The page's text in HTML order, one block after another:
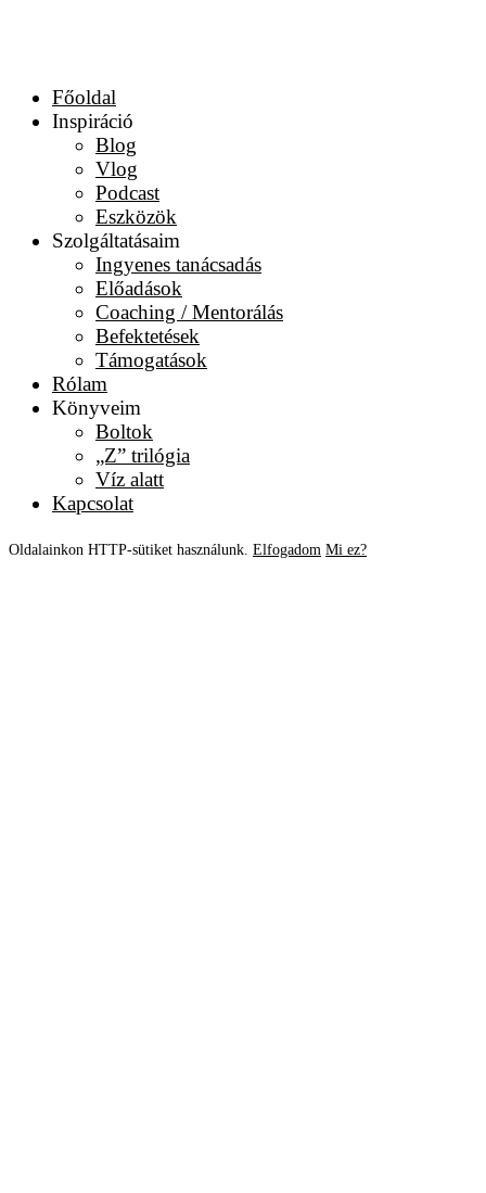
Főoldal
Inspiráció
Blog
Vlog
Podcast
Eszközök
Szolgáltatásaim
Ingyenes tanácsadás
Előadások
Coaching / Mentorálás
Befektetések
Támogatások
Rólam
Könyveim
Boltok
„Z” trilógia
Víz alatt
Kapcsolat
Oldalainkon HTTP-sütiket használunk. Elfogadom Mi ez?